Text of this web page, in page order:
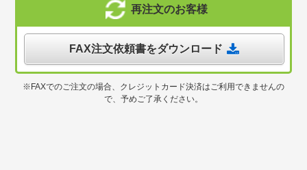
再注文のお客様
FAX注文依頼書をダウンロード
※FAXでのご注文の場合、クレジットカード決済はご利用できませんの
で、予めご了承ください。